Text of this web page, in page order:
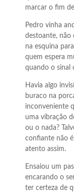
marcar o fim
Pedro vinha
destoante, não
na esquina
quem espera
quando o sinal
Havia algo
buraco na
inconveniente
uma vibração
ou o nada?
confiante não
atento assim.
Ensaiou um
encarando o
ter certeza de